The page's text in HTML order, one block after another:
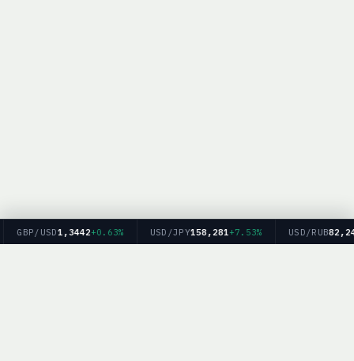
GBP/USD1,3442+0.63% USD/JPY158,281+7.53% USD/RUB82,24